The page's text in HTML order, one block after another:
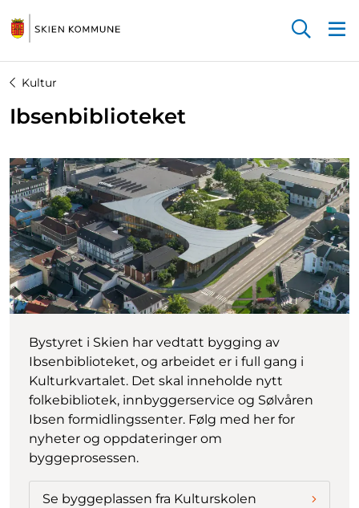
Kultur
Ibsenbiblioteket
Bystyret i Skien har vedtatt bygging av
Ibsenbiblioteket, og arbeidet er i full gang i
Kulturkvartalet. Det skal inneholde nytt
folkebibliotek, innbyggerservice og Sølvåren
Ibsen formidlingssenter. Følg med her for
nyheter og oppdateringer om
byggeprosessen.
Se byggeplassen fra Kulturskolen